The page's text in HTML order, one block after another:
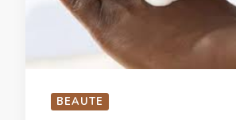
BEAUTE